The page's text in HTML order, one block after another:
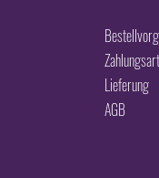
Lieferung
AGB